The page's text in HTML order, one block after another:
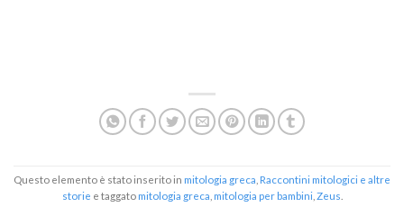
Questo elemento è stato inserito in mitologia greca Raccontini mitologici e altre
storie e taggatomitologia greca mitologia per bambini, Zeus